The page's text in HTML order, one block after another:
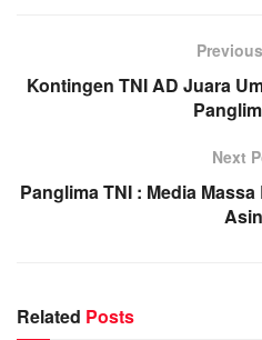
Kontingen TNI AD Juara
Next
Panglima TNI : Media
Related Posts